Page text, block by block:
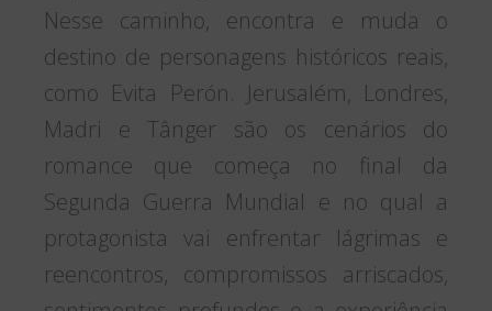
Nesse caminho, encontra e muda o
destino de personagens históricos reais,
como Evita Perón. Jerusalém, Londres,
Madri e Tânger são os cenários do
romance que começa no final da
Segunda Guerra Mundial e no qual a
protagonista vai enfrentar lágrimas e
reencontros, compromissos arriscados,